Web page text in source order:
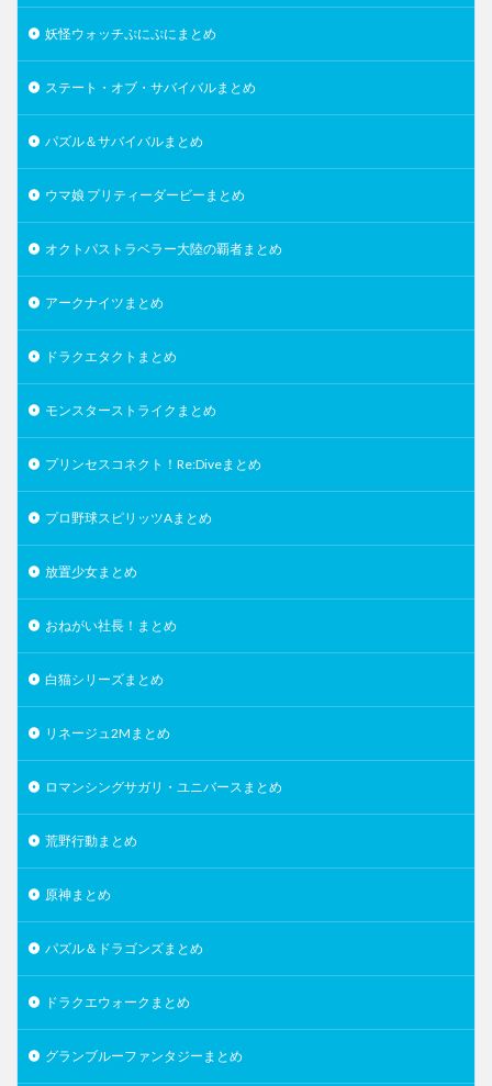
妖怪ウォッチぷにぷにまとめ
ステート・オブ・サバイバルまとめ
パズル＆サバイバルまとめ
ウマ娘 プリティーダービーまとめ
オクトパストラベラー大陸の覇者まとめ
アークナイツまとめ
ドラクエタクトまとめ
モンスターストライクまとめ
プリンセスコネクト！Re:Diveまとめ
プロ野球スピリッツAまとめ
放置少女まとめ
おねがい社長！まとめ
白猫シリーズまとめ
リネージュ2Mまとめ
ロマンシングサガリ・ユニバースまとめ
荒野行動まとめ
原神まとめ
パズル＆ドラゴンズまとめ
ドラクエウォークまとめ
グランブルーファンタジーまとめ